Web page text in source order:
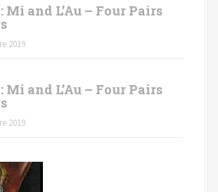
Mi and L’Au – Four Pairs
2019
Mi and L’Au – Four Pairs
2019